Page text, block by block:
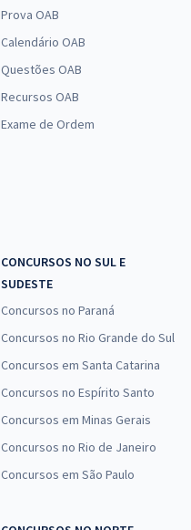
Prova OAB
Calendário OAB
Questões OAB
Recursos OAB
Exame de Ordem
CONCURSOS NO SUL E
SUDESTE
Concursos no Paraná
Concursos no Rio Grande do Sul
Concursos em Santa Catarina
Concursos no Espírito Santo
Concursos em Minas Gerais
Concursos no Rio de Janeiro
Concursos em São Paulo